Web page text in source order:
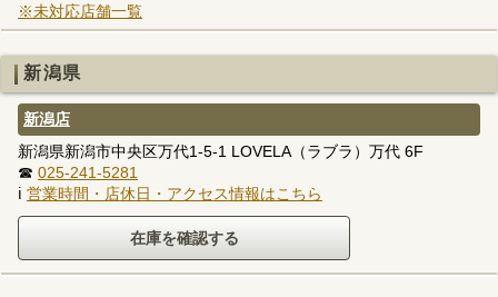
※未対応店舗一覧
新潟県
新潟店
新潟県新潟市中央区万代1-5-1 LOVELA（ラブラ）万代 6F
☎ 025-241-5281
ℹ 営業時間・店休日・アクセス情報はこちら